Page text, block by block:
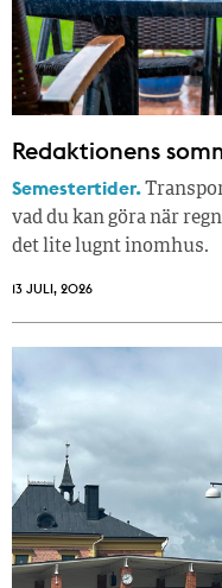
Redaktionens
Semestertider.
vad du kan göra när
det lite lugnt inomhus.
13 JULI, 2026